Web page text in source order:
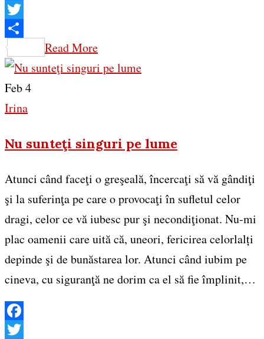
Facebook
Twitter
Share
Read More
Feb 4
Irina
Nu sunteţi singuri pe lume
Atunci când faceţi o greşeală, încercaţi să vă gândiţi
şi la suferinţa pe care o provocaţi în sufletul celor
dragi, celor ce vă iubesc pur şi necondiţionat. Nu-mi
plac oamenii care uită că, uneori, fericirea celorlalți
depinde şi de bunăstarea lor. Atunci când iubim pe
cineva, cu siguranţă ne dorim ca el să fie împlinit,…
Facebook